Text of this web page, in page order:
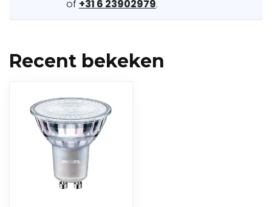
Recent bekeken